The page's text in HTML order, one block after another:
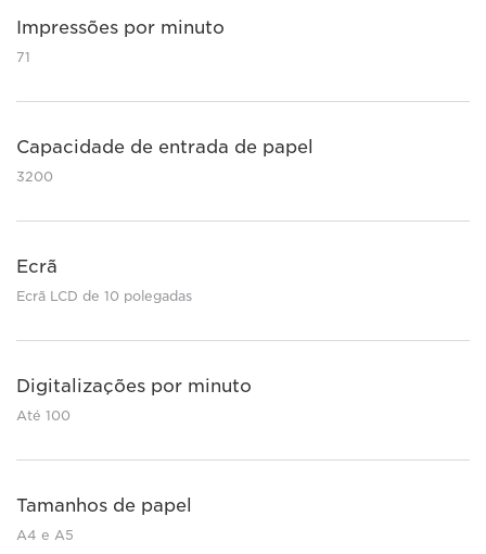
Impressões por minuto
71
Capacidade de entrada de papel
3200
Ecrã
Ecrã LCD de 10 polegadas
Digitalizações por minuto
Até 100
Tamanhos de papel
A4 e A5